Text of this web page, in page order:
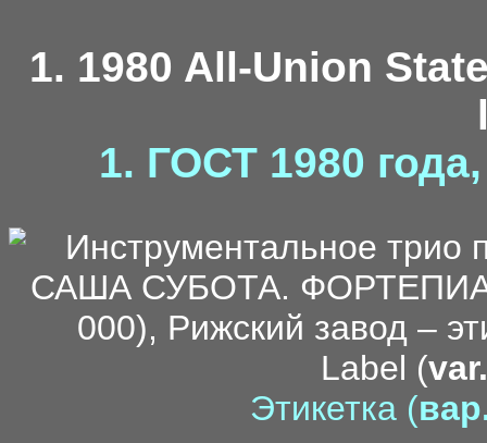
1. 1980 All-Union
1. ГОСТ 1980
Label (
Этикетка (